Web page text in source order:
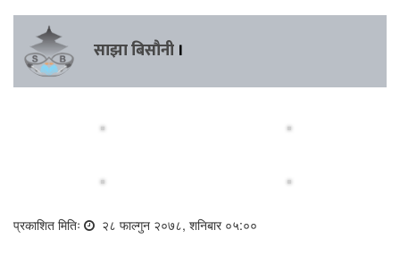
साझा बिसौनी ।
प्रकाशित मितिः २८ फाल्गुन २०७८, शनिबार ०५:००